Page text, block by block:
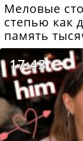
Меловые
степью как
память
17:43